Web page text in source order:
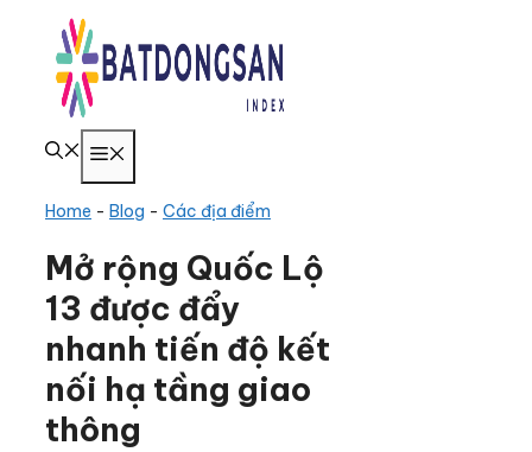
Chuyển
Home - Blog - Các địa điểm
Mở rộng Quốc Lộ
13 được đẩy
nhanh tiến độ kết
nối hạ tầng giao
thông